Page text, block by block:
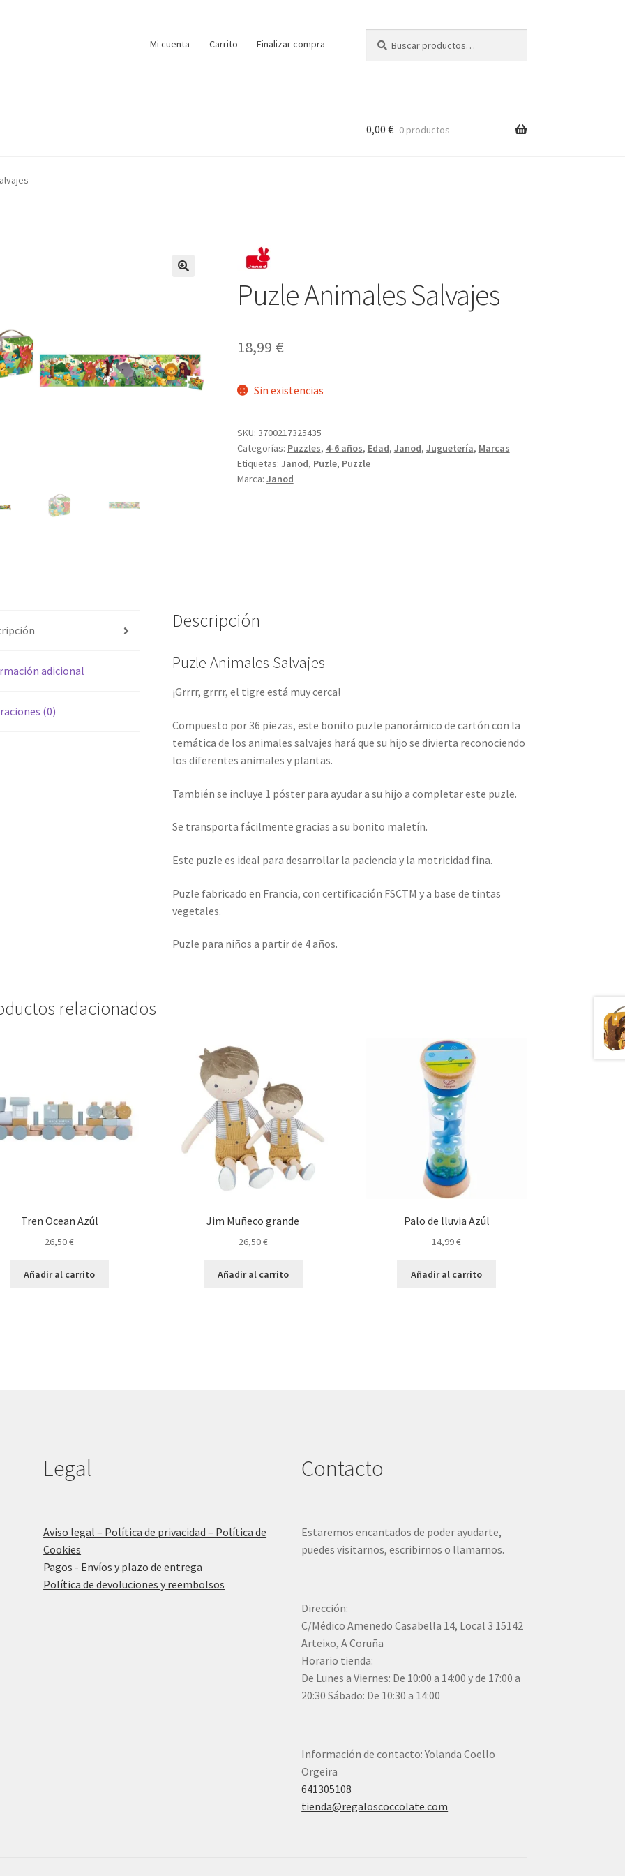
Mi cuenta Carrito Finalizar compra
por:
0,00 € 0 productos
Puzle Animales Salvajes
18,99 €
Sin existencias
SKU: 3700217325435
Categorías: Puzzles, 4-6 años, Edad, Janod, Juguetería, Marcas
Etiquetas: Janod, Puzle, Puzzle
Marca: Janod
adicional
(0)
Descripción
Puzle Animales Salvajes
¡Grrrr, grrrr, el tigre está muy cerca!
Compuesto por 36 piezas, este bonito puzle panorámico de cartón con la
temática de los animales salvajes hará que su hijo se divierta reconociendo
los diferentes animales y plantas.
También se incluye 1 póster para ayudar a su hijo a completar este puzle.
Se transporta fácilmente gracias a su bonito maletín.
Este puzle es ideal para desarrollar la paciencia y la motricidad fina.
Puzle fabricado en Francia, con certificación FSCTM y a base de tintas
vegetales.
Puzle para niños a partir de 4 años.
relacionados
Tren Ocean Azúl
26,50€
Añadir al carrito
Jim Muñeco grande
26,50€
Añadir al carrito
Palo de lluvia Azúl
14,99€
Añadir al carrito
Legal
Aviso legal – Política de privacidad – Política de
Cookies
Pagos - Envíos y plazo de entrega
Política de devoluciones y reembolsos
Contacto
Estaremos encantados de poder ayudarte,
puedes visitarnos, escribirnos o llamarnos.
Dirección:
C/Médico Amenedo Casabella 14, Local 3 15142
Arteixo, A Coruña
Horario tienda:
De Lunes a Viernes: De 10:00 a 14:00 y de 17:00 a
20:30 Sábado: De 10:30 a 14:00
Información de contacto: Yolanda Coello
Orgeira
641305108
tienda@regaloscoccolate.com